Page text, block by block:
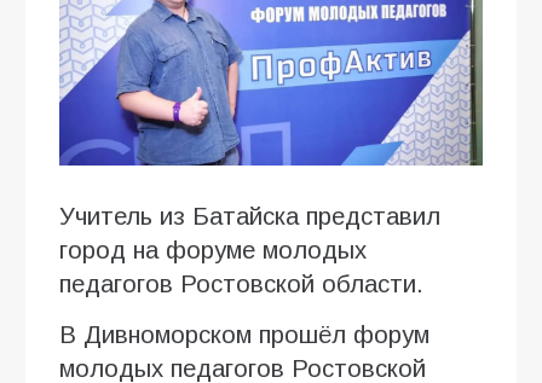
Учитель из Батайска представил
город на форуме молодых
педагогов Ростовской области.
В Дивноморском прошёл форум
молодых педагогов Ростовской